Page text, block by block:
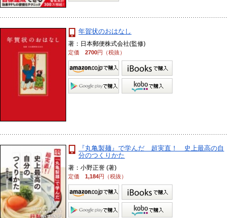
年賀状のおはなし
著：日本郵便株式会社(監修)
定価2700円（税抜）
『丸亀製麺』で学んだ 超実直！ 史上最高の自
分のつくりかた
著：小野正誉 (著)
定価1,184円（税抜）